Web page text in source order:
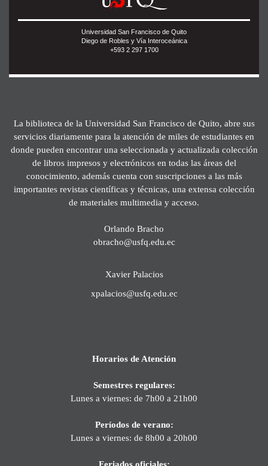
Universidad San Francisco de Quito
Diego de Robles y Vía Interoceánica
+593 2 297 1700
La biblioteca de la Universidad San Francisco de Quito, abre sus
servicios diariamente para la atención de miles de estudiantes en
donde pueden encontrar una seleccionada y actualizada colección
de libros impresos y electrónicos en todas las áreas del
conocimiento, además cuenta con suscripciones a las más
importantes revistas científicas y técnicas, una extensa colección
de materiales multimedia y acceso.
Orlando Bracho
obracho@usfq.edu.ec
Xavier Palacios
xpalacios@usfq.edu.ec
Horarios de Atención
Semestres regulares:
Lunes a viernes: de 7h00 a 21h00
Períodos de verano:
Lunes a viernes: de 8h00 a 20h00
Feriados oficiales: